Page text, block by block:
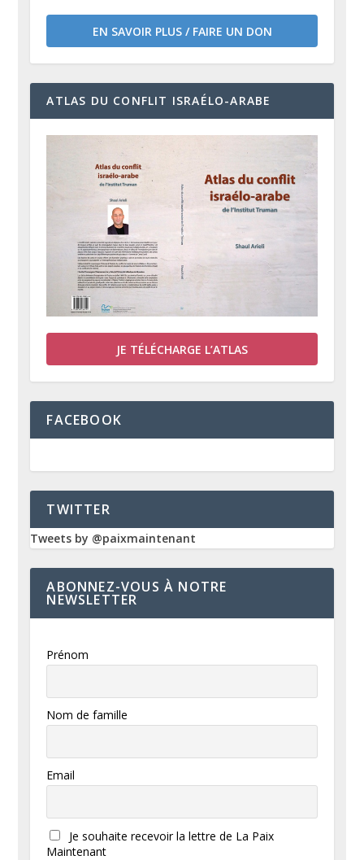
EN SAVOIR PLUS / FAIRE UN DON
ATLAS DU CONFLIT ISRAÉLO-ARABE
JE TÉLÉCHARGE L’ATLAS
FACEBOOK
TWITTER
Tweets by @paixmaintenant
ABONNEZ-VOUS À NOTRE
NEWSLETTER
Prénom
Nom de famille
Email
Je souhaite recevoir la lettre de La Paix
Maintenant